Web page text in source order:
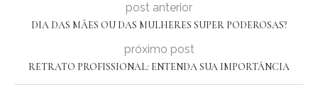
post anterior
DIA DAS MÃES OU DAS MULHERES SUPER PODEROSAS?
próximo post
RETRATO PROFISSIONAL: ENTENDA SUA IMPORTÂNCIA